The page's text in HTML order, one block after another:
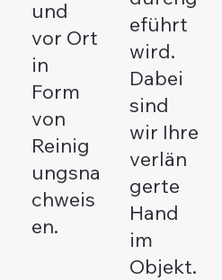
und
vor Ort
in
Form
von
Reinig
ungsna
chweis
en.
eführt
wird.
Dabei
sind
wir Ihre
verlän
gerte
Hand
im
Objekt.